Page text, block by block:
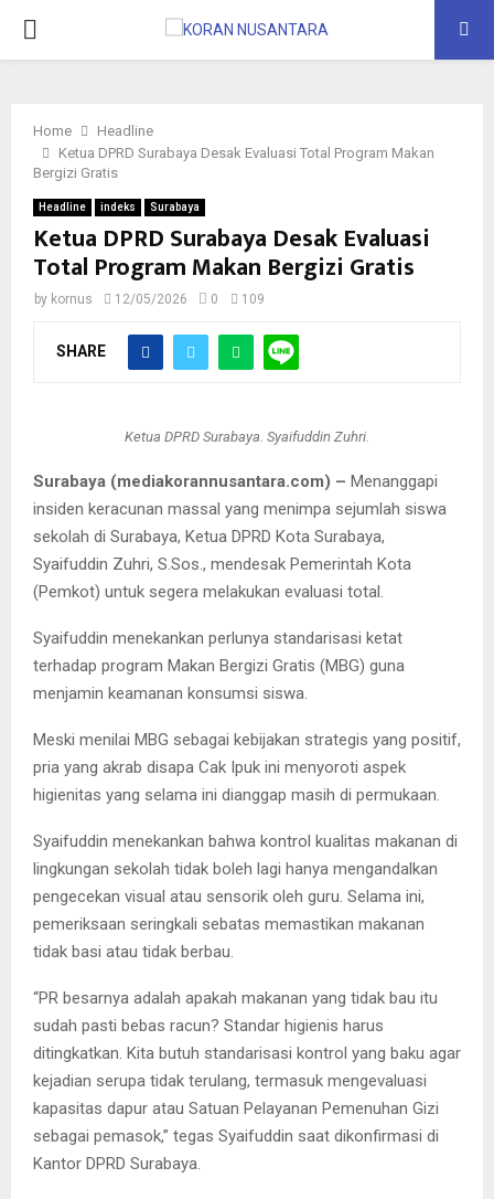
PRIMARY
Home
Headline
Ketua DPRD Surabaya Desak Evaluasi Total Program Makan
Bergizi Gratis
Headline indeks Surabaya
Ketua DPRD Surabaya Desak Evaluasi
Total Program Makan Bergizi Gratis
by kornus 12/05/2026 0 109
SHARE
Ketua DPRD Surabaya. Syaifuddin Zuhri.
Surabaya (mediakorannusantara.com) – Menanggapi
insiden keracunan massal yang menimpa sejumlah siswa
sekolah di Surabaya, Ketua DPRD Kota Surabaya,
Syaifuddin Zuhri, S.Sos., mendesak Pemerintah Kota
(Pemkot) untuk segera melakukan evaluasi total.
Syaifuddin menekankan perlunya standarisasi ketat
terhadap program Makan Bergizi Gratis (MBG) guna
menjamin keamanan konsumsi siswa.
Meski menilai MBG sebagai kebijakan strategis yang positif,
pria yang akrab disapa Cak Ipuk ini menyoroti aspek
higienitas yang selama ini dianggap masih di permukaan.
Syaifuddin menekankan bahwa kontrol kualitas makanan di
lingkungan sekolah tidak boleh lagi hanya mengandalkan
pengecekan visual atau sensorik oleh guru. Selama ini,
pemeriksaan seringkali sebatas memastikan makanan
tidak basi atau tidak berbau.
“PR besarnya adalah apakah makanan yang tidak bau itu
sudah pasti bebas racun? Standar higienis harus
ditingkatkan. Kita butuh standarisasi kontrol yang baku agar
kejadian serupa tidak terulang, termasuk mengevaluasi
kapasitas dapur atau Satuan Pelayanan Pemenuhan Gizi
sebagai pemasok,” tegas Syaifuddin saat dikonfirmasi di
Kantor DPRD Surabaya.